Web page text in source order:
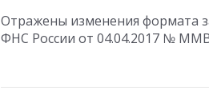
Отражены изменения формата
ФНС России от 04.04.2017 №